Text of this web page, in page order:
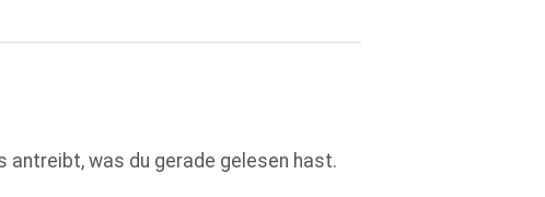
antreibt, was du gerade gelesen hast.